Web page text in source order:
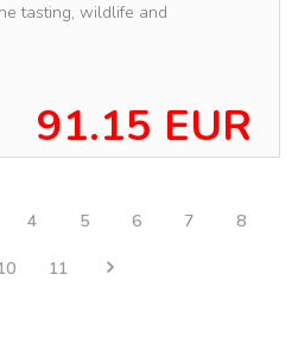
tasting, wildlife and
91.15 EUR
4 5 6 7 8
11